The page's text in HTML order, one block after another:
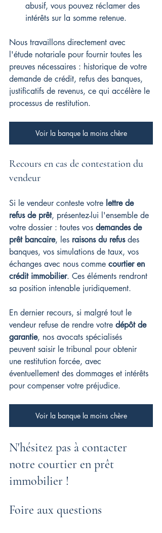
abusif, vous pouvez réclamer des
intérêts sur la somme retenue.
Nous travaillons directement avec
l'étude notariale pour fournir toutes les
preuves nécessaires : historique de votre
demande de crédit, refus des banques,
justificatifs de revenus, ce qui accélère le
processus de restitution.
Voir la banque la moins chère
Recours en cas de contestation du
vendeur
Si le vendeur conteste votre lettre de
refus de prêt, présentez-lui l'ensemble de
votre dossier : toutes vos demandes de
prêt bancaire, les raisons du refus des
banques, vos simulations de taux, vos
échanges avec nous comme courtier en
crédit immobilier. Ces éléments rendront
sa position intenable juridiquement.
En dernier recours, si malgré tout le
vendeur refuse de rendre votre dépôt de
garantie, nos avocats spécialisés
peuvent saisir le tribunal pour obtenir
une restitution forcée, avec
éventuellement des dommages et intérêts
pour compenser votre préjudice.
Voir la banque la moins chère
N'hésitez pas à contacter
notre courtier en prêt
immobilier !
Foire aux questions